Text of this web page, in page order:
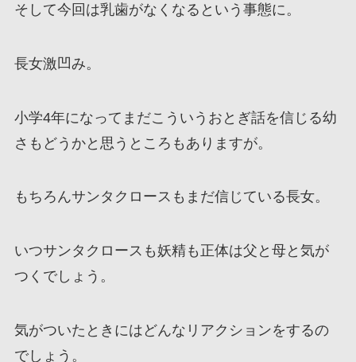
そして今回は乳歯がなくなるという事態に。
長女激凹み。
小学4年になってまだこういうおとぎ話を信じる幼
さもどうかと思うところもありますが。
もちろんサンタクロースもまだ信じている長女。
いつサンタクロースも妖精も正体は父と母と気が
つくでしょう。
気がついたときにはどんなリアクションをするの
でしょう。